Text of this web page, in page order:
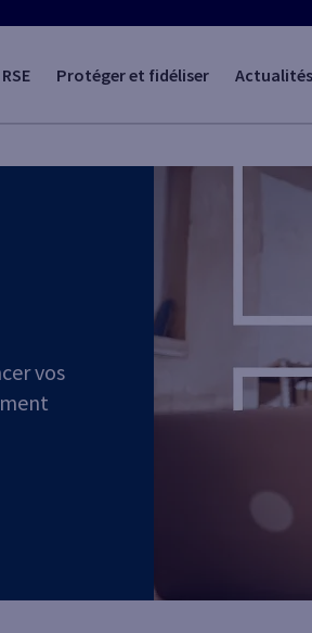
RSE Protéger et fidéliser Actualités
vos